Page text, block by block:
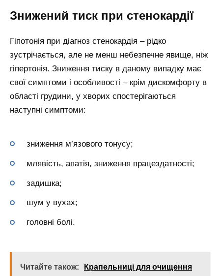
Знижений тиск при стенокардії
Гіпотонія при діагноз стенокардія – рідко
зустрічається, але не менш небезпечне явище, ніж
гіпертонія. Зниження тиску в даному випадку має
свої симптоми і особливості – крім дискомфорту в
області грудини, у хворих спостерігаються
наступні симптоми:
зниження м’язового тонусу;
млявість, апатія, зниження працездатності;
задишка;
шум у вухах;
головні болі.
Читайте також:
Крапельниці для очищення